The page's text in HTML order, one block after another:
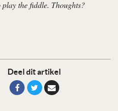
Deel dit artikel
the fiddle. Thoughts?